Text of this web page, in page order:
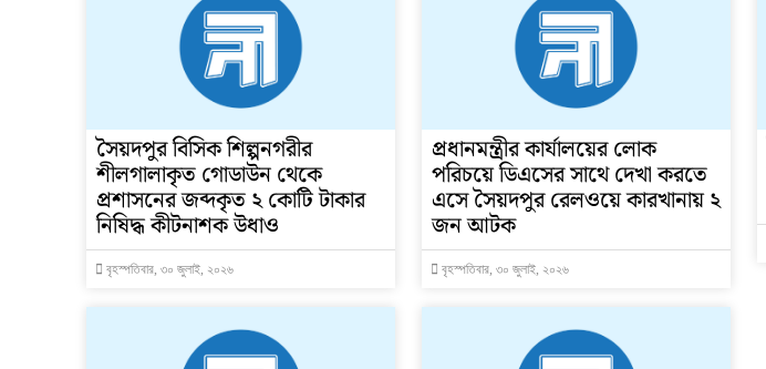
সৈয়দপুর বিসিক শিল্পনগরীর
শীলগালাকৃত গোডাউন থেকে
প্রশাসনের জব্দকৃত ২ কোটি টাকার
নিষিদ্ধ কীটনাশক উধাও
বৃহস্পতিবার, ৩০ জুলাই, ২০২৬
প্রধানমন্ত্রীর কার্যালয়ের লোক
পরিচয়ে ডিএসের সাথে দেখা করতে
এসে সৈয়দপুর রেলওয়ে কারখানায় ২
জন আটক
বৃহস্পতিবার, ৩০ জুলাই, ২০২৬